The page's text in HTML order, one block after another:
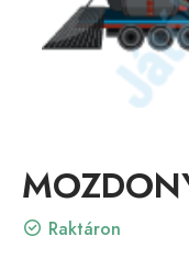
Raktáron